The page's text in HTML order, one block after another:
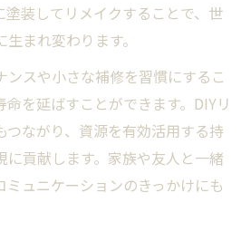
塗装してリメイクすることで、世
まれ変わります。
ンスや小さな補修を習慣にするこ
命を延ばすことができます。DIYリ
つながり、資源を有効活用する持
に貢献します。家族や友人と一緒
ミュニケーションのきっかけにも